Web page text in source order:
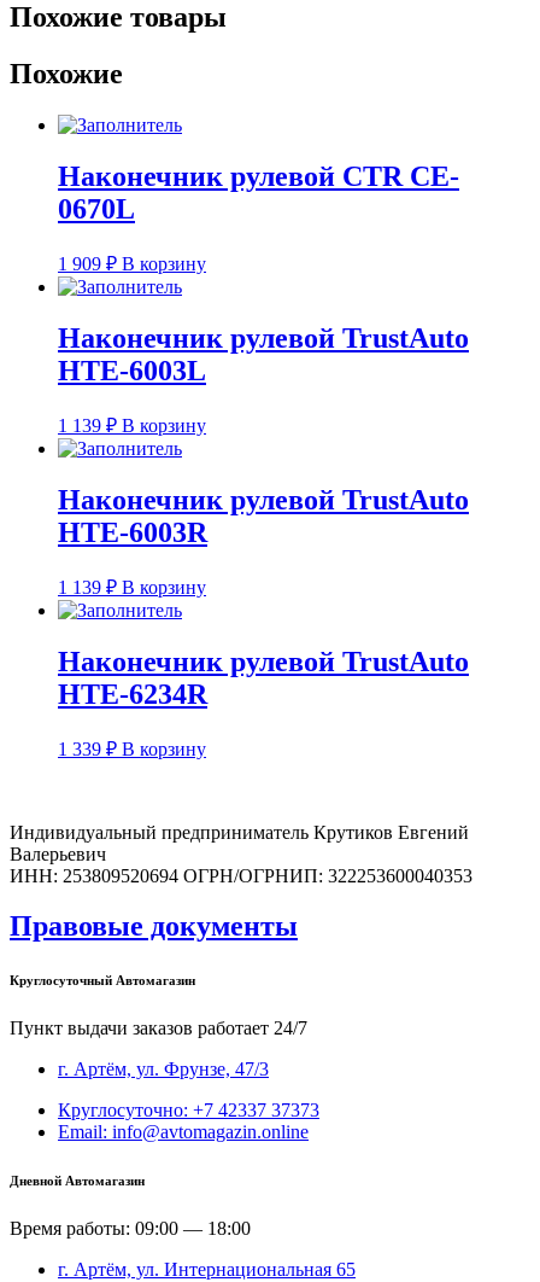
Похожие товары
Похожие
Наконечник рулевой CTR CE-
0670L
1 909 ₽ В корзину
Наконечник рулевой TrustAuto
HTE-6003L
1 139 ₽ В корзину
Наконечник рулевой TrustAuto
HTE-6003R
1 139 ₽ В корзину
Наконечник рулевой TrustAuto
HTE-6234R
1 339 ₽ В корзину
Индивидуальный предприниматель Крутиков Евгений
Валерьевич
ИНН: 253809520694 ОГРН/ОГРНИП: 322253600040353
Правовые документы
Круглосуточный Автомагазин
Пункт выдачи заказов работает 24/7
г. Артём, ул. Фрунзе, 47/3
Круглосуточно: +7 42337 37373
Email: info@avtomagazin.online
Дневной Автомагазин
Время работы: 09:00 — 18:00
г. Артём, ул. Интернациональная 65